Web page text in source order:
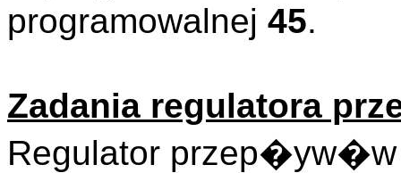
programowalnej 45.
Zadania regulatora
Regulator